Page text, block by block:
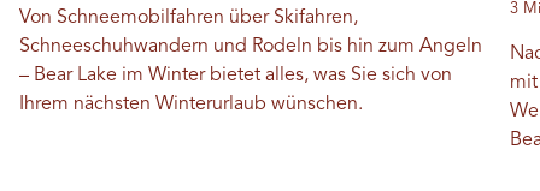
Von Schneemobilfahren über Skifahren,
Schneeschuhwandern und Rodeln bis hin zum Angeln
– Bear Lake im Winter bietet alles, was Sie sich von
Ihrem nächsten Winterurlaub wünschen.
3